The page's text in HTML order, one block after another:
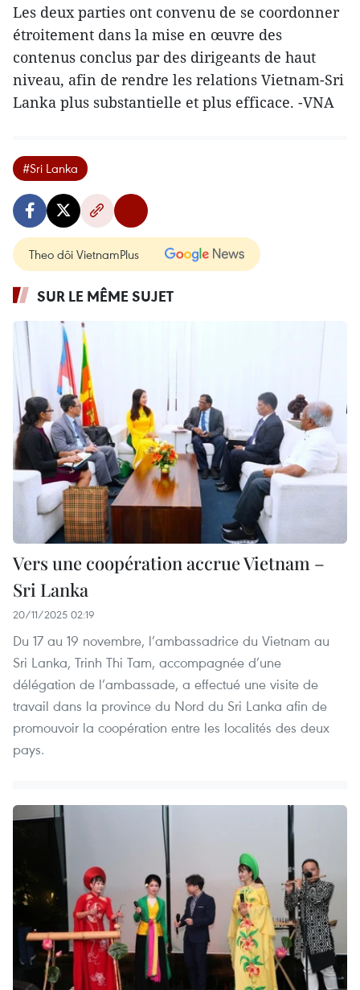
Les deux parties ont convenu de se coordonner
étroitement dans la mise en œuvre des
contenus conclus par des dirigeants de haut
niveau, afin de rendre les relations Vietnam-Sri
Lanka plus substantielle et plus efficace. -VNA
#Sri Lanka
Theo dõi VietnamPlus
SUR LE MÊME SUJET
Vers une coopération accrue Vietnam –
Sri Lanka
20/11/2025 02:19
Du 17 au 19 novembre, l’ambassadrice du Vietnam au
Sri Lanka, Trinh Thi Tam, accompagnée d’une
délégation de l’ambassade, a effectué une visite de
travail dans la province du Nord du Sri Lanka afin de
promouvoir la coopération entre les localités des deux
pays.